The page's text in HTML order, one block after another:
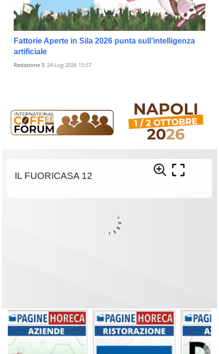
Fattorie Aperte in Sila 2026 punta sull’intelligenza
artificiale
Redazione 5 24 Lug 2026 15:57